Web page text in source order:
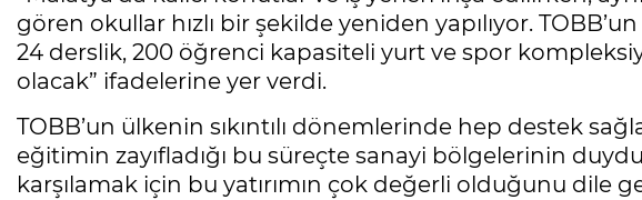
gören okullar hızlı bir şekilde yeniden yapılıyor.
24 derslik, 200 öğrenci kapasiteli yurt ve spor
olacak” ifadelerine yer verdi.
TOBB’un ülkenin sıkıntılı dönemlerinde hep destek
eğitimin zayıfladığı bu süreçte sanayi bölgelerinin
karşılamak için bu yatırımın çok değerli olduğunu dile